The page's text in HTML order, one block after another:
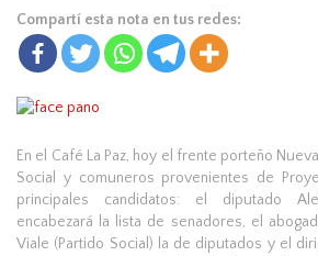
Compartí esta nota en tus redes:
En el Café La Paz, hoy el frente porteño
Social y comuneros provenientes de
principales candidatos: el diputado
encabezará la lista de senadores, el
Viale (Partido Social) la de diputados y el